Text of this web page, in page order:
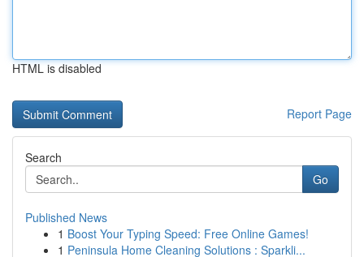
HTML is disabled
Report Page
Search
Go
Published News
1 Boost Your Typing Speed: Free Online Games!
1 Peninsula Home Cleaning Solutions : Sparkli...